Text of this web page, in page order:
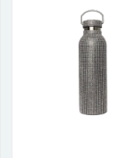
thuật in ấn sử
quang, trong
thành khuôn.
bằng một
phẩm như ly,